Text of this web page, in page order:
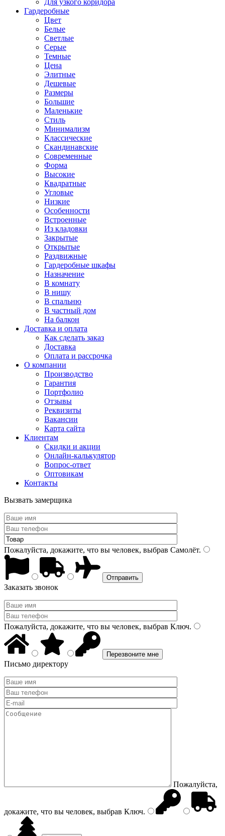
Для узкого коридора
Гардеробные
Цвет
Белые
Светлые
Серые
Темные
Цена
Элитные
Дешевые
Размеры
Большие
Маленькие
Стиль
Минимализм
Классические
Скандинавские
Современные
Форма
Высокие
Квадратные
Угловые
Низкие
Особенности
Встроенные
Из кладовки
Закрытые
Открытые
Раздвижные
Гардеробные шкафы
Назначение
В комнату
В нишу
В спальню
В частный дом
На балкон
Доставка и оплата
Как сделать заказ
Доставка
Оплата и рассрочка
О компании
Производство
Гарантия
Портфолио
Отзывы
Реквизиты
Вакансии
Карта сайта
Клиентам
Скидки и акции
Онлайн-калькулятор
Вопрос-ответ
Оптовикам
Контакты
Вызвать замерщика
Пожалуйста, докажите, что вы человек, выбрав Самолёт.
Заказать звонок
Пожалуйста, докажите, что вы человек, выбрав Ключ.
Письмо директору
Пожалуйста,
докажите, что вы человек, выбрав Ключ.